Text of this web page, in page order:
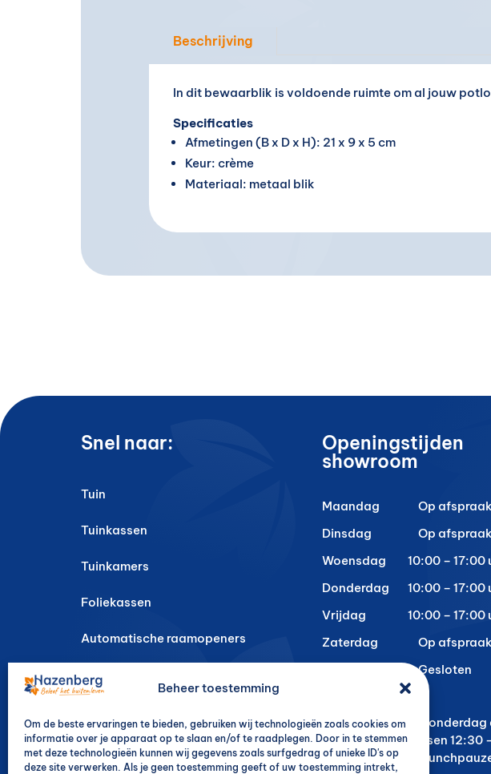
Beheer toestemming
Om de beste ervaringen te bieden, gebruiken wij technologieën zoals cookies om
informatie over je apparaat op te slaan en/of te raadplegen. Door in te stemmen
met deze technologieën kunnen wij gegevens zoals surfgedrag of unieke ID's op
deze site verwerken. Als je geen toestemming geeft of uw toestemming intrekt,
Beschrijving
In dit bewaarblik is voldoende ruimte om al jouw
Specificaties
Afmetingen (B x D x H): 21 x 9 x 5 cm
Keur: crème
Materiaal: metaal blik
Snel naar:
Tuin
Tuinkassen
Tuinkamers
Foliekassen
Automatische raamopeners
Serres
Aardbeienbakken
Openingstijden
showroom
Maandag
Op afspraak
Dinsdag
Op afspraak
Woensdag
10:00 – 17:00
Donderdag
10:00 – 17:00
Vrijdag
10:00 – 17:00
Zaterdag
Op afspraak
Gesloten
* Op woensdag, donderdag
vrijdag zijn wij tussen 12:30
gesloten wegens